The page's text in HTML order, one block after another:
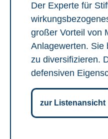
Der Experte für
großer Vorteil von
Anlagewerten. Sie
zu diversifizieren.
defensiven
zur Listenansicht